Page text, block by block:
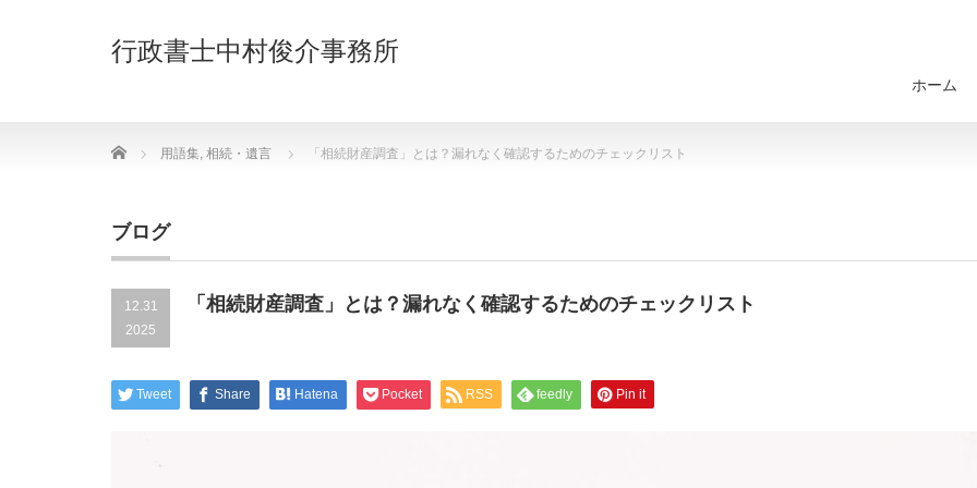
行政書士中村俊介事務所
ホーム
Home 用語集, 相続・遺言 「相続財産調査」とは？漏れなく確認するためのチェックリスト
ブログ
12.31
2025
「相続財産調査」とは？漏れなく確認するためのチェックリスト
Tweet Share Hatena Pocket RSS feedly Pin it